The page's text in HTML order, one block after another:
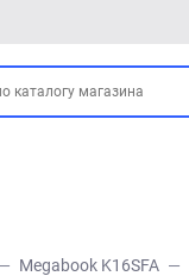
Megabook K16SFA